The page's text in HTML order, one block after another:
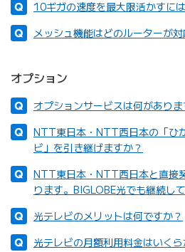
10ギガの速度を最大限活かすに
メッシュ機能はどのルーターが
オプション
オプションサービスは何がありま
NTT東日本・NTT西日本の「ひ
ビ」を引き継げますか？
NTT東日本・NTT西日本と直接
ります。BIGLOBE光でも継続し
光テレビのメリットは何ですか？
光テレビの月額利用料金はいく